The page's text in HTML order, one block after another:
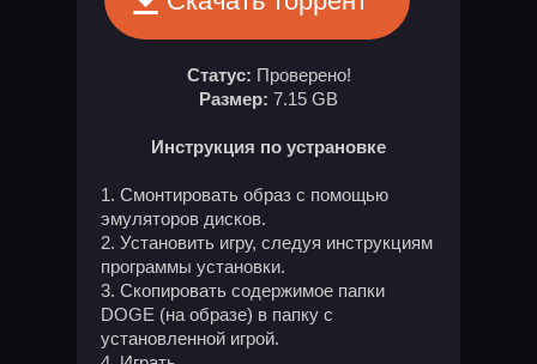
Статус: Проверено!
Размер: 7.15 GB
Инструкция по устрановке
Смонтировать образ с помощью
эмуляторов дисков.
Установить игру, следуя инструкциям
программы установки.
Скопировать содержимое папки
DOGE (на образе) в папку с
установленной игрой.